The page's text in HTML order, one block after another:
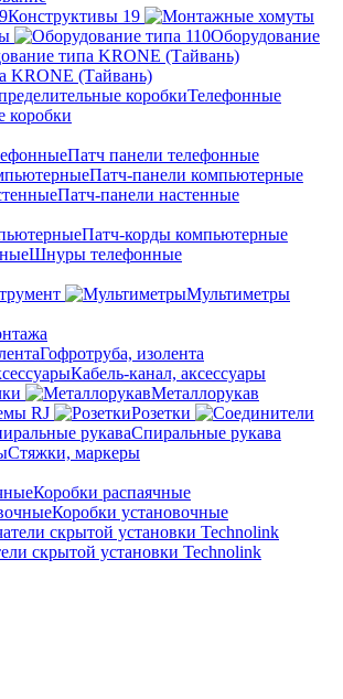
Конструктивы 19
Оборудование
KRONE (Тайвань)
Телефонные
коробки
Патч панели телефонные
Патч-панели компьютерные
Патч-панели настенные
Патч-корды компьютерные
Шнуры телефонные
Мультиметры
Гофротруба, изолента
Кабель-канал, аксессуары
Металлорукав
RJ
Розетки
Спиральные рукава
Стяжки, маркеры
Коробки распаячные
Коробки установочные
скрытой установки Technolink